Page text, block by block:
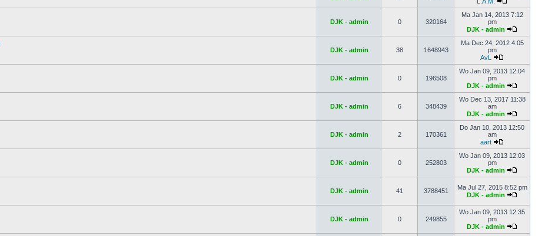
DJK - admin 0 320164
Ma Jan 14, 2013 7:12
pm
DJK - admin
DJK - admin 38 1648943
Ma Dec 24, 2012 4:05
pm
AvL
DJK - admin 0 196508
Wo Jan 09, 2013 12:04
pm
DJK - admin
DJK - admin 6 348439
Wo Dec 13, 2017 11:38
am
DJK - admin
DJK - admin 2 170361
Do Jan 10, 2013 12:50
am
aart
DJK - admin 0 252803
Wo Jan 09, 2013 12:03
pm
DJK - admin
DJK - admin 41 3788451
Ma Jul 27, 2015 8:52 pm
DJK - admin
DJK - admin 0 249855
Wo Jan 09, 2013 12:35
pm
DJK - admin